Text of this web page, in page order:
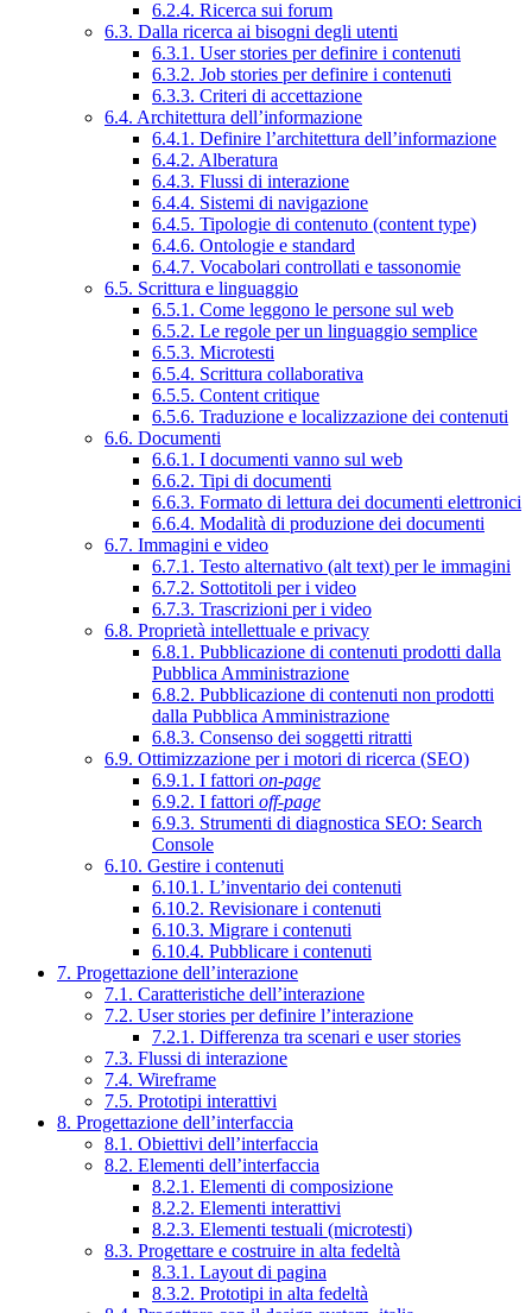
6.2.4. Ricerca sui forum
6.3. Dalla ricerca ai bisogni degli utenti
6.3.1. User stories per definire i contenuti
6.3.2. Job stories per definire i contenuti
6.3.3. Criteri di accettazione
6.4. Architettura dell’informazione
6.4.1. Definire l’architettura dell’informazione
6.4.2. Alberatura
6.4.3. Flussi di interazione
6.4.4. Sistemi di navigazione
6.4.5. Tipologie di contenuto (content type)
6.4.6. Ontologie e standard
6.4.7. Vocabolari controllati e tassonomie
6.5. Scrittura e linguaggio
6.5.1. Come leggono le persone sul web
6.5.2. Le regole per un linguaggio semplice
6.5.3. Microtesti
6.5.4. Scrittura collaborativa
6.5.5. Content critique
6.5.6. Traduzione e localizzazione dei contenuti
6.6. Documenti
6.6.1. I documenti vanno sul web
6.6.2. Tipi di documenti
6.6.3. Formato di lettura dei documenti elettronici
6.6.4. Modalità di produzione dei documenti
6.7. Immagini e video
6.7.1. Testo alternativo (alt text) per le immagini
6.7.2. Sottotitoli per i video
6.7.3. Trascrizioni per i video
6.8. Proprietà intellettuale e privacy
6.8.1. Pubblicazione di contenuti prodotti dalla
Pubblica Amministrazione
6.8.2. Pubblicazione di contenuti non prodotti
dalla Pubblica Amministrazione
6.8.3. Consenso dei soggetti ritratti
6.9. Ottimizzazione per i motori di ricerca (SEO)
6.9.1. I fattori on-page
6.9.2. I fattori off-page
6.9.3. Strumenti di diagnostica SEO: Search
Console
6.10. Gestire i contenuti
6.10.1. L’inventario dei contenuti
6.10.2. Revisionare i contenuti
6.10.3. Migrare i contenuti
6.10.4. Pubblicare i contenuti
7. Progettazione dell’interazione
7.1. Caratteristiche dell’interazione
7.2. User stories per definire l’interazione
7.2.1. Differenza tra scenari e user stories
7.3. Flussi di interazione
7.4. Wireframe
7.5. Prototipi interattivi
8. Progettazione dell’interfaccia
8.1. Obiettivi dell’interfaccia
8.2. Elementi dell’interfaccia
8.2.1. Elementi di composizione
8.2.2. Elementi interattivi
8.2.3. Elementi testuali (microtesti)
8.3. Progettare e costruire in alta fedeltà
8.3.1. Layout di pagina
8.3.2. Prototipi in alta fedeltà